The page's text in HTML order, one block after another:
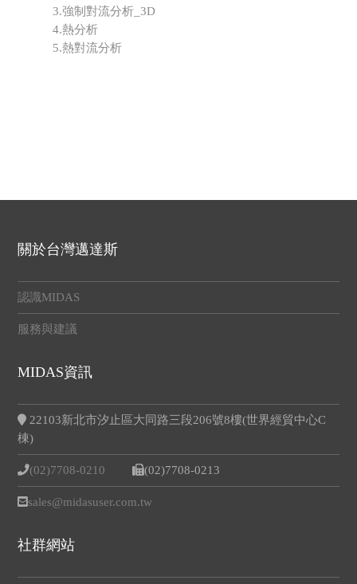
3.強制對流分析_3D
4.熱分析
5.熱對流分析
關於台灣邁達斯
認識MIDAS
服務與建議
MIDAS資訊
22103新北市汐止區大同路三段206號8樓(世界經貿中心C
棟)
(02)7708-0210 (02)7708-0213
sales@midasuser.com.tw
社群網站